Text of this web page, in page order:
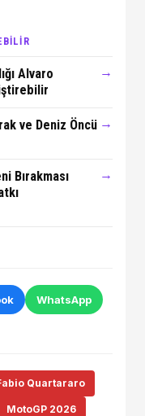
Alvaro
→
ve Deniz Öncü →
Bırakması
→
WhatsApp
Quartararo
MotoGP 2026